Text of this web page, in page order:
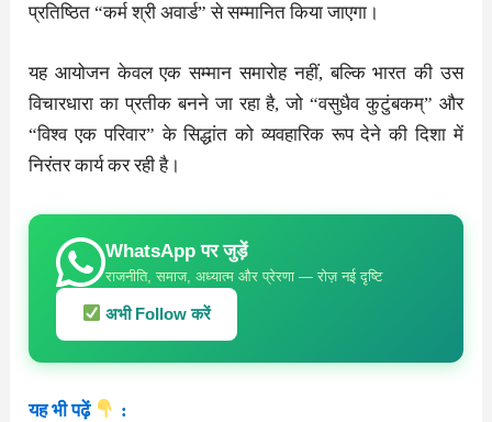
प्रतिष्ठित “कर्म श्री अवार्ड” से सम्मानित किया जाएगा।
यह आयोजन केवल एक सम्मान समारोह नहीं, बल्कि भारत की उस
विचारधारा का प्रतीक बनने जा रहा है, जो “वसुधैव कुटुंबकम्” और
“विश्व एक परिवार” के सिद्धांत को व्यवहारिक रूप देने की दिशा में
निरंतर कार्य कर रही है।
WhatsApp पर जुड़ें
राजनीति, समाज, अध्यात्म और प्रेरणा — रोज़ नई दृष्टि
अभी Follow करें
यह भी पढ़ें :